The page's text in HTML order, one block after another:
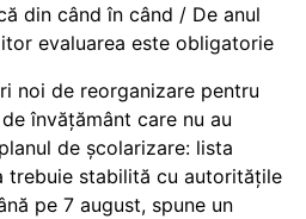
din când în când / De anul
evaluarea este obligatorie
noi de reorganizare pentru
învățământ care nu au
de școlarizare: lista
trebuie stabilită cu autoritățile
pe 7 august, spune un